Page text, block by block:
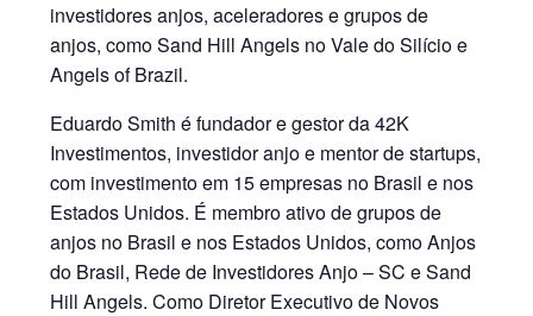
investidores anjos, aceleradores e grupos de
anjos, como Sand Hill Angels no Vale do Silício e
Angels of Brazil.
Eduardo Smith é fundador e gestor da 42K
Investimentos, investidor anjo e mentor de startups,
com investimento em 15 empresas no Brasil e nos
Estados Unidos. É membro ativo de grupos de
anjos no Brasil e nos Estados Unidos, como Anjos
do Brasil, Rede de Investidores Anjo – SC e Sand
Hill Angels. Como Diretor Executivo de Novos